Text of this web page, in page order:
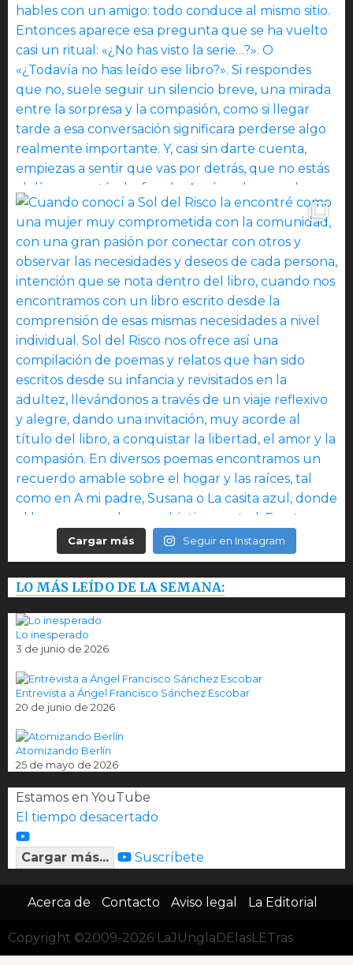
Cargar más Seguir en Instagram
LO MÁS LEÍDO DE LA SEMANA:
Lo inesperado
3 de junio de 2026
Entrevista a Ángel Francisco Sánchez Escobar
20 de junio de 2026
Atomizando Berlín
25 de mayo de 2026
Estamos en YouTube
El tiempo desacertado
Cargar más... Suscríbete
Acerca de Contacto Aviso legal La Editorial
Copyright ©2009-2026 LaJUnglaDElasLETras